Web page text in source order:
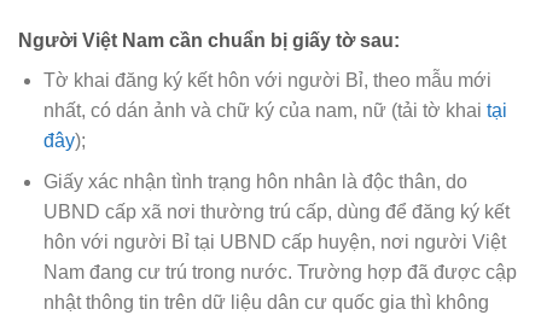
Người Việt Nam cần chuẩn bị giấy tờ sau:
Tờ khai đăng ký kết hôn với người Bỉ, theo mẫu mới
nhất, có dán ảnh và chữ ký của nam, nữ (tải tờ khai tại
đây);
Giấy xác nhận tình trạng hôn nhân là độc thân, do
UBND cấp xã nơi thường trú cấp, dùng để đăng ký kết
hôn với người Bỉ tại UBND cấp huyện, nơi người Việt
Nam đang cư trú trong nước. Trường hợp đã được cập
nhật thông tin trên dữ liệu dân cư quốc gia thì không